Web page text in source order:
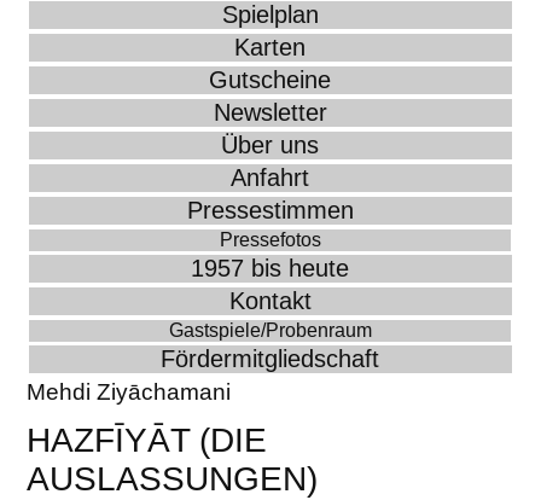
Spielplan
Karten
Gutscheine
Newsletter
Über uns
Anfahrt
Pressestimmen
Pressefotos
1957 bis heute
Kontakt
Gastspiele/Probenraum
Fördermitgliedschaft
Mehdi Ziyāchamani
HAZFĪYĀT (DIE
AUSLASSUNGEN)